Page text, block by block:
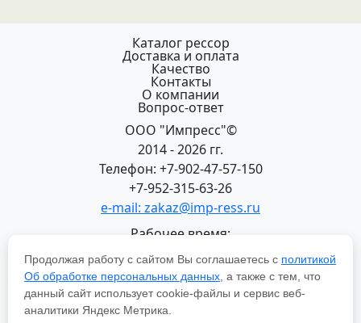
Каталог рессор
Доставка и оплата
Качество
Контакты
О компании
Вопрос-ответ
ООО "Импресс"©
2014 - 2026 гг.
Телефон: +7-902-47-57-150
+7-952-315-63-26
e-mail: zakaz@imp-ress.ru
Рабочее время:
пн-пт 08:00-18:00 (МСК+2)
618200, Пермский край
г.Чусовой, ул. Халтурина, 22
Политика в отношении обработки персональных
Продолжая работу с сайтом Вы соглашаетесь с политикой
Об обработке персональных данных , а также с тем, что
данный сайт использует cookie-файлы и сервис веб-
аналитики Яндекс Метрика.